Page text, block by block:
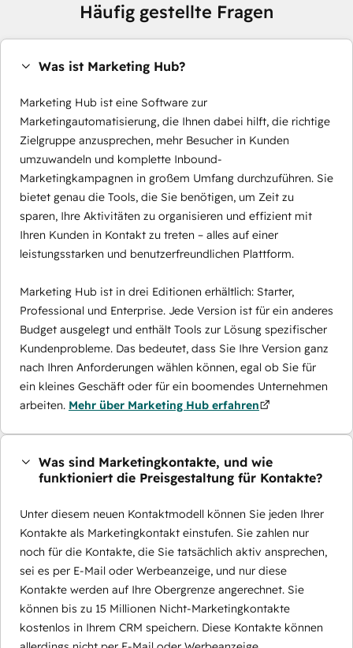
Häufig gestellte Fragen
Was ist Marketing Hub?
Marketing Hub ist eine Software zur
Marketingautomatisierung, die Ihnen dabei hilft, die richtige
Zielgruppe anzusprechen, mehr Besucher in Kunden
umzuwandeln und komplette Inbound-
Marketingkampagnen in großem Umfang durchzuführen. Sie
bietet genau die Tools, die Sie benötigen, um Zeit zu
sparen, Ihre Aktivitäten zu organisieren und effizient mit
Ihren Kunden in Kontakt zu treten – alles auf einer
leistungsstarken und benutzerfreundlichen Plattform.
Marketing Hub ist in drei Editionen erhältlich: Starter,
Professional und Enterprise. Jede Version ist für ein anderes
Budget ausgelegt und enthält Tools zur Lösung spezifischer
Kundenprobleme. Das bedeutet, dass Sie Ihre Version ganz
nach Ihren Anforderungen wählen können, egal ob Sie für
ein kleines Geschäft oder für ein boomendes Unternehmen
arbeiten. Mehr über Marketing Hub erfahren
Was sind Marketingkontakte, und wie
funktioniert die Preisgestaltung für Kontakte?
Unter diesem neuen Kontaktmodell können Sie jeden Ihrer
Kontakte als Marketingkontakt einstufen. Sie zahlen nur
noch für die Kontakte, die Sie tatsächlich aktiv ansprechen,
sei es per E-Mail oder Werbeanzeige, und nur diese
Kontakte werden auf Ihre Obergrenze angerechnet. Sie
können bis zu 15 Millionen Nicht-Marketingkontakte
kostenlos in Ihrem CRM speichern. Diese Kontakte können